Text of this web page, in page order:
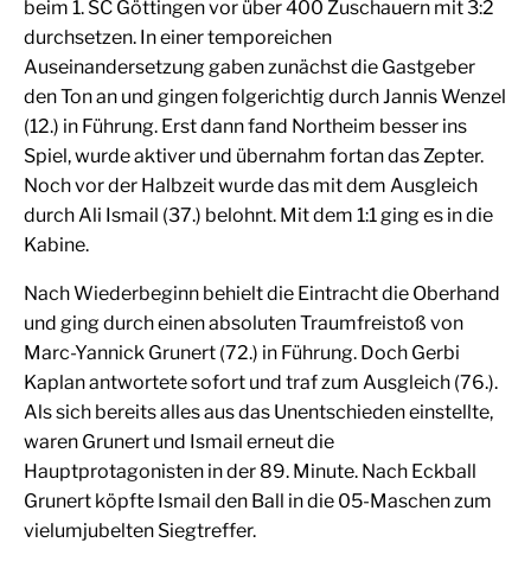
beim 1. SC Göttingen vor über 400 Zuschauern mit 3:2
durchsetzen. In einer temporeichen
Auseinandersetzung gaben zunächst die Gastgeber
den Ton an und gingen folgerichtig durch Jannis Wenzel
(12.) in Führung. Erst dann fand Northeim besser ins
Spiel, wurde aktiver und übernahm fortan das Zepter.
Noch vor der Halbzeit wurde das mit dem Ausgleich
durch Ali Ismail (37.) belohnt. Mit dem 1:1 ging es in die
Kabine.
Nach Wiederbeginn behielt die Eintracht die Oberhand
und ging durch einen absoluten Traumfreistoß von
Marc-Yannick Grunert (72.) in Führung. Doch Gerbi
Kaplan antwortete sofort und traf zum Ausgleich (76.).
Als sich bereits alles aus das Unentschieden einstellte,
waren Grunert und Ismail erneut die
Hauptprotagonisten in der 89. Minute. Nach Eckball
Grunert köpfte Ismail den Ball in die 05-Maschen zum
vielumjubelten Siegtreffer.